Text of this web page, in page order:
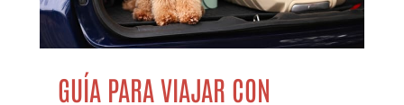
GUÍA PARA VIAJAR CON